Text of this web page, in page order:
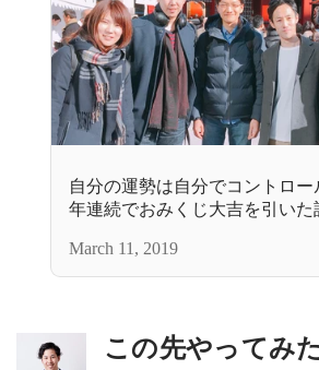
自分の運勢は自分でコントロー
年連続でおみくじ大吉を引いた
March 11, 2019
この先やってみ